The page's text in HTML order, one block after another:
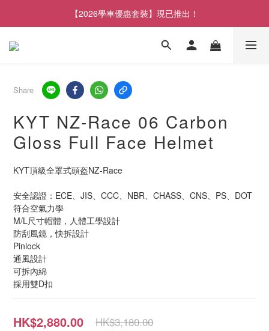
【2026學車優惠套裝】現已推出！
Share
KYT NZ-Race 06 Carbon
Gloss Full Face Helmet
KYT頂級全罩式頭盔NZ-Race
安全認證：ECE、JIS、CCC、NBR、CHASS、CNS、PS、DOT
符合空氣力學
M/L尺寸帽體，人體工學設計
防刮風鏡，快拆設計
Pinlock
通風設計
可拆內綿
採用雙D扣
HK$2,880.00 HK$3,180.00